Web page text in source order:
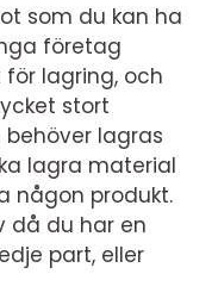
som du kan ha
företag
lagring, och
stort
lagras
lagra material
någon produkt.
då du har en
part, eller